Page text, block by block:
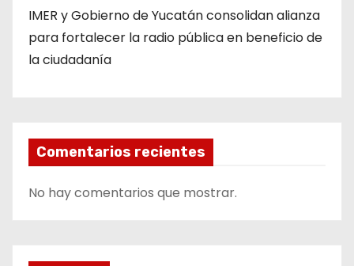
IMER y Gobierno de Yucatán consolidan alianza
para fortalecer la radio pública en beneficio de
la ciudadanía
Comentarios recientes
No hay comentarios que mostrar.